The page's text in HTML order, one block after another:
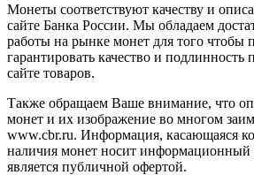
Монеты соответствуют качеству и
сайте Банка России. Мы обладаем
работы на рынке монет для того чтобы
гарантировать качество и
сайте товаров.
Также обращаем Ваше внимание, что
монет и их изображение во многом
www.cbr.ru. Информация, касающаяся
наличия монет носит информационный
является публичной офертой.